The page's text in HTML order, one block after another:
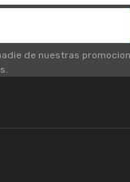
de nuestras